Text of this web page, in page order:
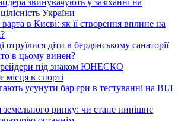
України
в Києві: як її створення вплине на
отруїлися діти в бердянському санаторії
в цьому винен?
рейдери під знаком ЮНЕСКО
в спорті
усунути бар'єри в тестуванні на ВІЛ
ринку: чи стане нинішнє